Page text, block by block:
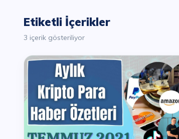
Etiketli İçerikler
3 içerik gösteriliyor